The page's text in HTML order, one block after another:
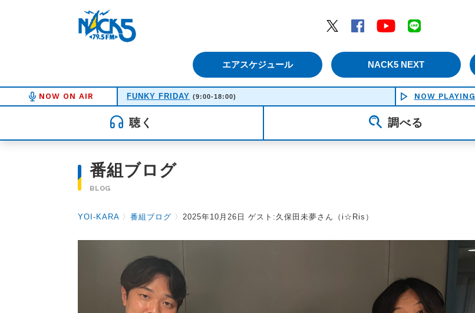
Twitter
Facebook YouTube
エアスケジュール NACK5 NEXT
NOW ON AIR FUNKY FRIDAY (9:00-18:00) NOW PLAYING
聴く 調べる
番組ブログ
BLOG
YOI-KARA 〉 番組ブログ 〉 2025年10月26日 ゲスト:久保田未夢さん（i☆Ris）